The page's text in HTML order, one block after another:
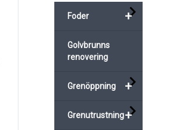
+
Foder
Golvbrunns
renovering
+
Grenöppning
+
Grenutrustning